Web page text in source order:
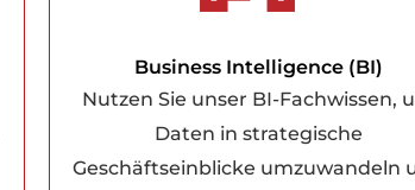
Business Intelligence (BI)
Nutzen Sie unser BI-Fachwissen,
Daten in strategische
Geschäftseinblicke umzuwandeln